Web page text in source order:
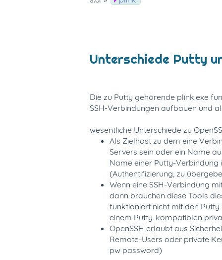
Unterschiede Putty
Die zu Putty gehörende plink.exe
SSH-Verbindungen aufbauen und
wesentliche Unterschiede zu
Als Zielhost zu dem eine
Servers sein oder ein Name
Name einer Putty-
(Authentifizierung, zu
Wenn eine SSH-Verbindung
dann brauchen diese Tools
funktioniert nicht mit den
einem Putty-kompatiblen
OpenSSH erlaubt aus
Remote-Users oder private
pw password)